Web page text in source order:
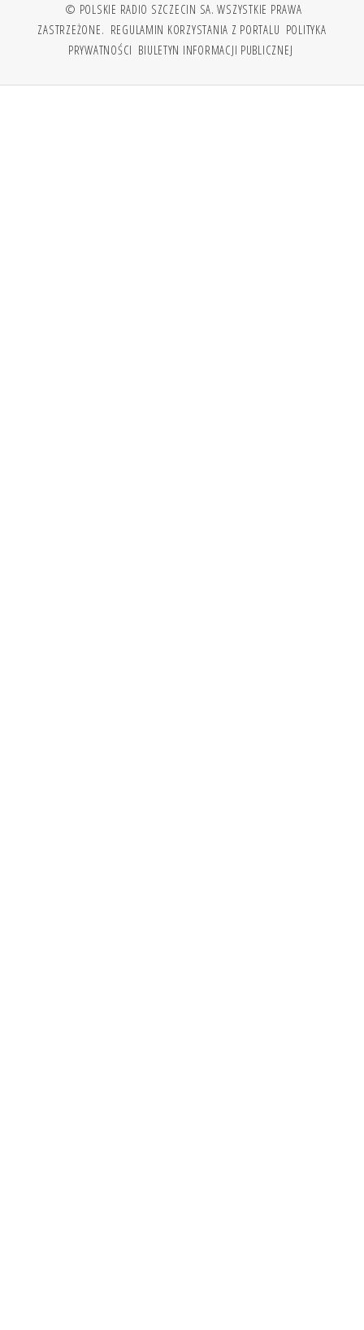
© POLSKIE RADIO SZCZECIN SA. WSZYSTKIE PRAWA
ZASTRZEŻONE. REGULAMIN KORZYSTANIA Z PORTALU POLITYKA
PRYWATNOŚCI BIULETYN INFORMACJI PUBLICZNEJ